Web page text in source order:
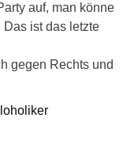
auf, man könne
ist das letzte
gegen Rechts und